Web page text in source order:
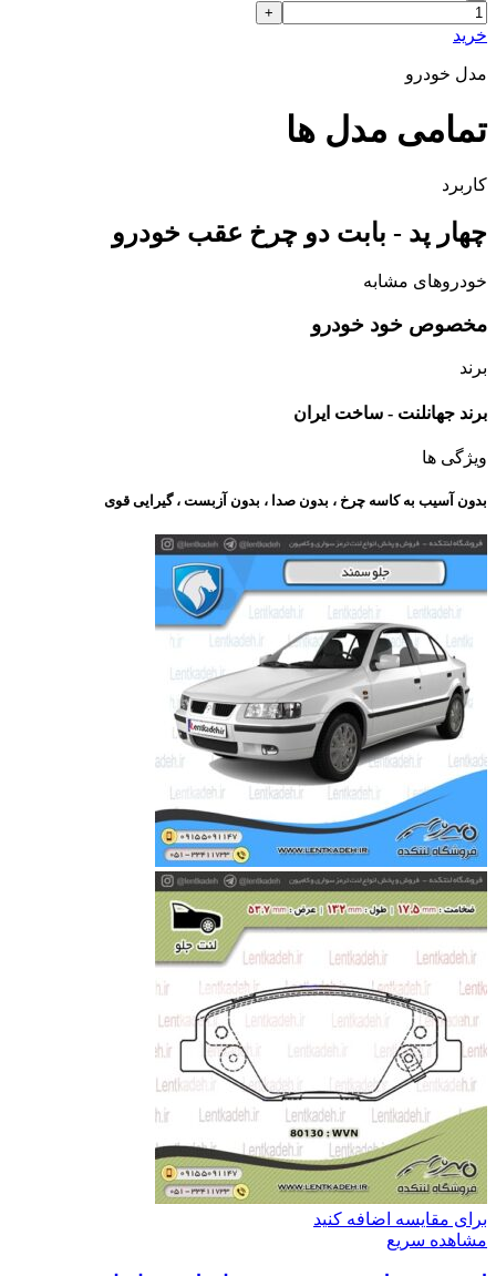
خرید
مدل خودرو
تمامی مدل ها
کاربرد
چهار پد - بابت دو چرخ عقب خودرو
خودروهای مشابه
مخصوص خود خودرو
برند
برند جهانلنت - ساخت ایران
ویژگی ها
بدون آسیب به کاسه چرخ ، بدون صدا ، بدون آزبست ، گیرایی قوی​
برای مقایسه اضافه کنید
مشاهده سریع